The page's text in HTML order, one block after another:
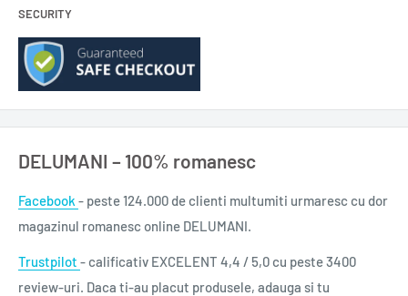
SECURITY
DELUMANI – 100% romanesc
Facebook - peste 124.000 de clienti multumiti urmaresc cu dor
magazinul romanesc online DELUMANI.
Trustpilot - calificativ EXCELENT 4,4 / 5,0 cu peste 3400
review-uri. Daca ti-au placut produsele, adauga si tu